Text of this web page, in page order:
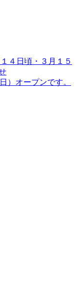
４日頃・３月１５
オープンです。